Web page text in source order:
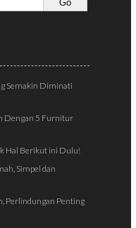
Semakin Diminati
Dengan 5 Furnitur
Hal Berikut ini Dulu!
Simpel dan
Perlindungan Penting